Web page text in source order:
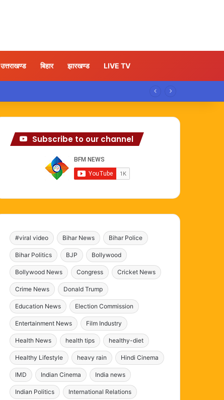
उत्तराखण्ड बिहार झारखण्ड LIVE TV
Subscribe to our channel
#viral video Bihar News Bihar Police
Bihar Politics BJP Bollywood
Bollywood News Congress Cricket News
Crime News Donald Trump
Education News Election Commission
Entertainment News Film Industry
Health News health tips healthy-diet
Healthy Lifestyle heavy rain Hindi Cinema
IMD Indian Cinema India news
Indian Politics International Relations